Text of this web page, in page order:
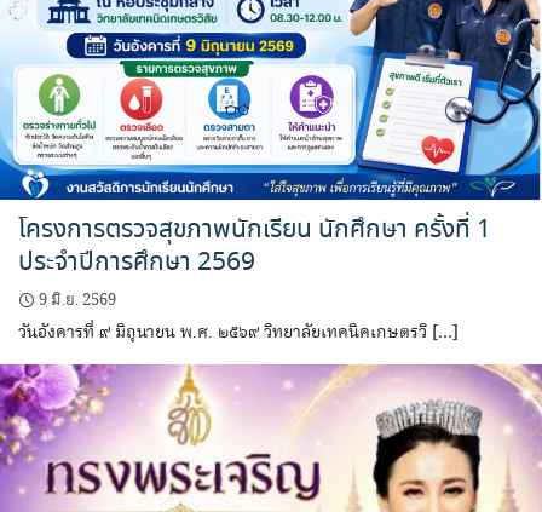
โครงการตรวจสุขภาพนักเรียน นักศึกษา ครั้งที่ 1
ประจำปีการศึกษา 2569
9 มิ.ย. 2569
วันอังคารที่ ๙ มิถุนายน พ.ศ. ๒๕๖๙ วิทยาลัยเทคนิคเกษตรวิ […]